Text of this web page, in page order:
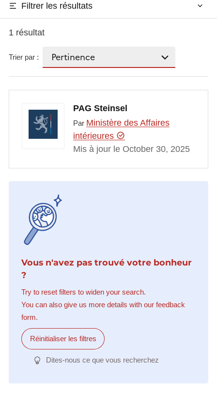
Filtrer les résultats
1 résultat
Trier par :
PAG Steinsel
Par Ministère des Affaires
intérieures
Mis à jour le October 30, 2025
Vous n'avez pas trouvé votre bonheur
?
Try to reset filters to widen your search.
You can also give us more details with our feedback
form.
Réinitialiser les filtres
Dites-nous ce que vous recherchez